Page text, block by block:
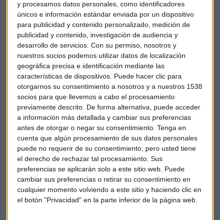
y procesamos datos personales, como identificadores
únicos e información estándar enviada por un dispositivo
para publicidad y contenido personalizado, medición de
publicidad y contenido, investigación de audiencia y
desarrollo de servicios. Con su permiso, nosotros y
nuestros socios podemos utilizar datos de localización
geográfica precisa e identificación mediante las
características de dispositivos. Puede hacer clic para
otorgarnos su consentimiento a nosotros y a nuestros 1538
socios para que llevemos a cabo el procesamiento
previamente descrito. De forma alternativa, puede acceder
a información más detallada y cambiar sus preferencias
antes de otorgar o negar su consentimiento. Tenga en
cuenta que algún procesamiento de sus datos personales
puede no requerir de su consentimiento, pero usted tiene
el derecho de rechazar tal procesamiento. Sus
preferencias se aplicarán solo a este sitio web. Puede
cambiar sus preferencias o retirar su consentimiento en
cualquier momento volviendo a este sitio y haciendo clic en
el botón "Privacidad" en la parte inferior de la página web.
Derecho por acción
Con el dividendo flexible los accionistas de la teleco que
dirige José María Álvarez Pallete recibirían un derecho por
acción ytendrán que sumar 26 para conseguir una
acción nueva en la ampliación.
En el anterior diviendendo repartido en junio,más del 71%
de los accionistas eligieron recibir el dividendo en
accionespor esto el capital aumentaría en
aproximadamente 623 millones de euros.
La semana pasada, el consejero delegadoÁngel Vilá previó
que enpróximos dividendos pactados por la compañía
sería posible que se repartiesen en efectivo,aunque es
algo que no está confirmado por el momento.